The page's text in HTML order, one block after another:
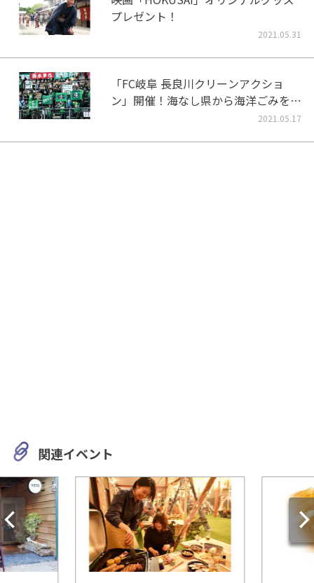
プレゼント！
2021.05.31
「FC岐阜 長良川クリーンアクショ
ン」開催！海なし県から海洋ごみをな
2021.05.17
関連イベント